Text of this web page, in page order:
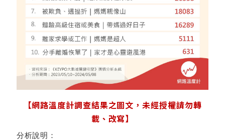
【網路溫度計調查結果之圖文 ，未經授權請勿轉
載、改寫】
分析說明：